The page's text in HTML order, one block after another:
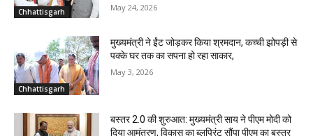
Chhattisgarh May 24, 2026
Chhattisgarh
मुख्यमंत्री ने ईंट जोड़कर किया श्रमदान, कच्ची झोपड़ी से
पक्के घर तक का सपना हो रहा साकार,
May 3, 2026
बस्तर 2.0 की शुरुआत: मुख्यमंत्री साय ने पीएम मोदी को
दिया आमंत्रण, विकास का ब्लूप्रिंट सौंपा पीएम का बस्तर